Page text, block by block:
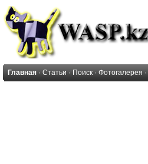
Главная · Статьи · Поиск · Фотогалерея ·